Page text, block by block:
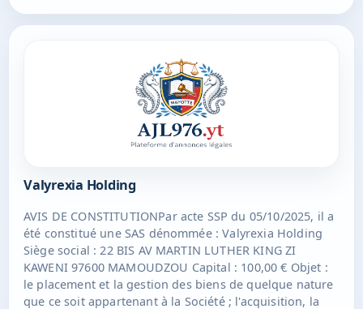
Valyrexia Holding
AVIS DE CONSTITUTIONPar acte SSP du 05/10/2025, il a
été constitué une SAS dénommée : Valyrexia Holding
Siège social : 22 BIS AV MARTIN LUTHER KING ZI
KAWENI 97600 MAMOUDZOU Capital : 100,00 € Objet :
le placement et la gestion des biens de quelque nature
que ce soit appartenant à la Société ; l'acquisition, la